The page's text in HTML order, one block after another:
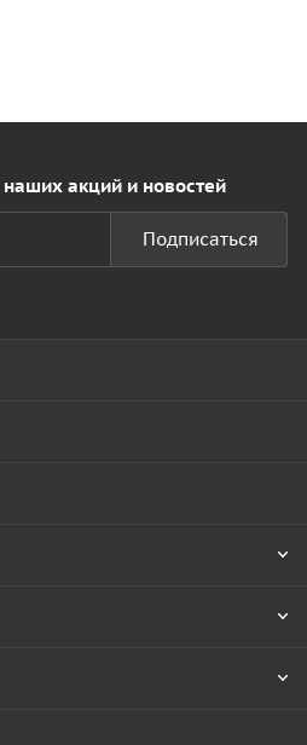
наших акций и новостей
Подписаться